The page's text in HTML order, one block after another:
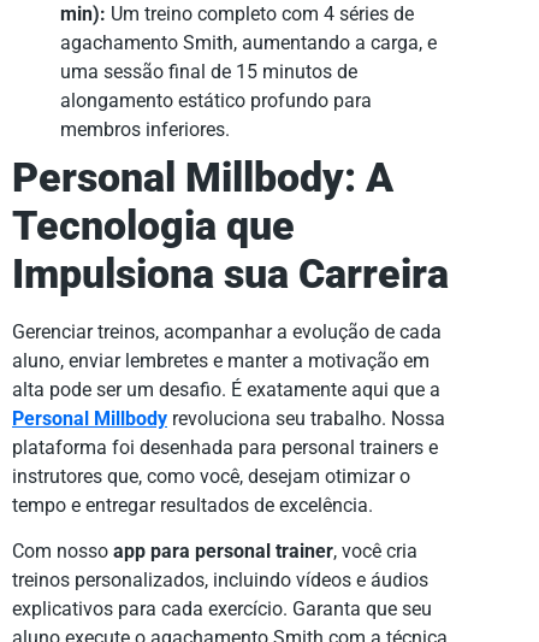
min): Um treino completo com 4 séries de
agachamento Smith, aumentando a carga, e
uma sessão final de 15 minutos de
alongamento estático profundo para
membros inferiores.
Personal Millbody: A
Tecnologia que
Impulsiona sua Carreira
Gerenciar treinos, acompanhar a evolução de cada
aluno, enviar lembretes e manter a motivação em
alta pode ser um desafio. É exatamente aqui que a
Personal Millbody revoluciona seu trabalho. Nossa
plataforma foi desenhada para personal trainers e
instrutores que, como você, desejam otimizar o
tempo e entregar resultados de excelência.
Com nosso app para personal trainer, você cria
treinos personalizados, incluindo vídeos e áudios
explicativos para cada exercício. Garanta que seu